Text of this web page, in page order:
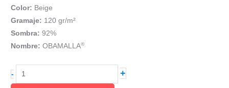
Color: Beige
Gramaje: 120 gr/m²
Sombra: 92%
Nombre: OBAMALLA®
-
OBAMALLA®
malla
+